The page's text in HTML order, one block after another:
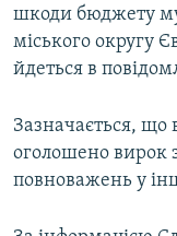
шкоди бюджету
міського округу
йдеться в
Зазначається, що
оголошено вирок
повноважень у